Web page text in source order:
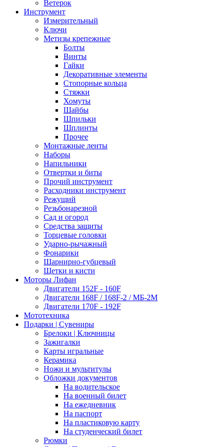
Ветерок
Инструмент
Измерительный
Ключи
Метизы крепежные
Болты
Винты
Гайки
Декоративные элементы
Стопорные кольца
Стяжки
Хомуты
Шайбы
Шпильки
Шплинты
Прочее
Монтажные ленты
Наборы
Напильники
Отвертки и биты
Прочий инструмент
Расходники инструмент
Режущий
Резьбонарезной
Сад и огород
Средства защиты
Торцевые головки
Ударно-рычажный
Фонарики
Шарнирно-губцевый
Щетки и кисти
Моторы Лифан
Двигатели 152F - 160F
Двигатели 168F / 168F-2 / МБ-2М
Двигатели 170F - 192F
Мототехника
Подарки | Сувениры
Брелоки | Ключницы
Зажигалки
Карты игральные
Керамика
Ножи и мультитулы
Обложки документов
На водительское
На военный билет
На ежедневник
На паспорт
На пластиковую карту
На студенческий билет
Рюмки